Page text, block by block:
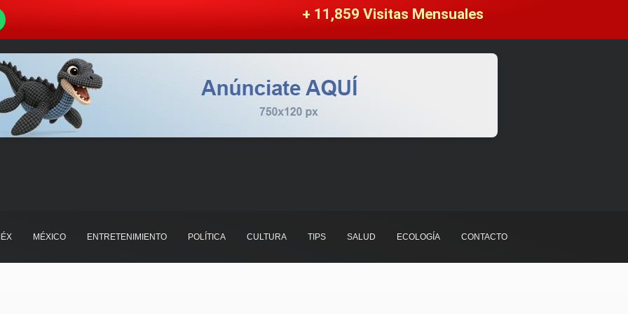
+ 11,859 Visitas Mensuales
MÉXICO ENTRETENIMIENTO POLÍTICA CULTURA TIPS SALUD ECOLOGÍA CONTACTO